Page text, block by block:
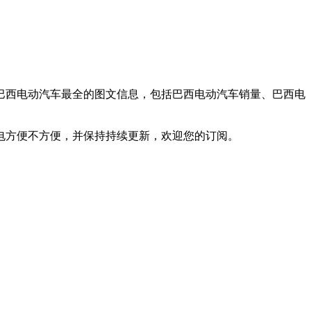
电动汽车最全的图文信息，包括巴西电动汽车销量、巴西电
便不方便，并保持持续更新，欢迎您的订阅。